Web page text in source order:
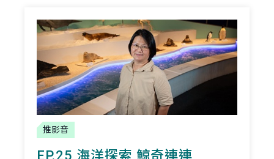
推影音
EP.25 海洋探索 鯨奇連連